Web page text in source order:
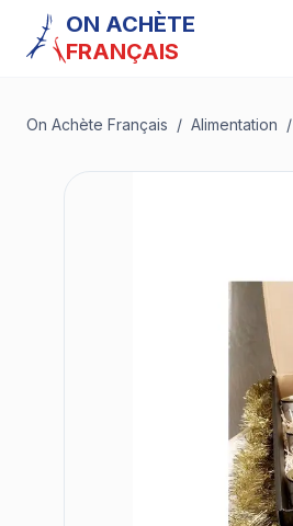
ON ACHÈTE
FRANÇAIS
On Achète Français / Alimentation /